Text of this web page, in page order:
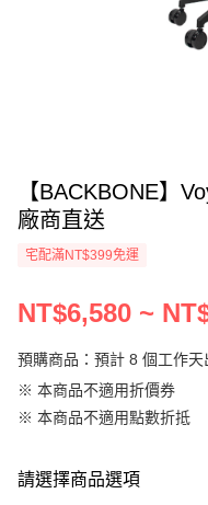
【BACKBONE】
廠商直送
宅配滿NT$399免運
NT$6,580 ~
預購商品：預計 8 個工作天
※ 本商品不適用折價券
※ 本商品不適用點數折抵
請選擇商品選項